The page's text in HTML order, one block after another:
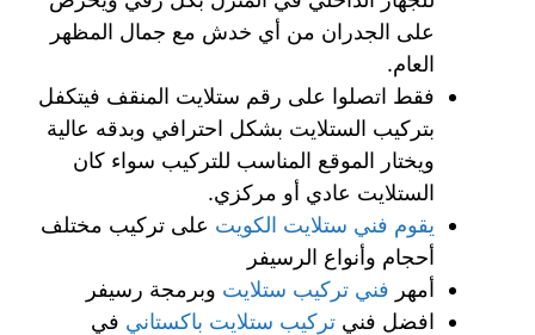
على الجدران من أي خدش مع جمال المظهر
العام.
فقط اتصلوا على رقم ستلايت المنقف فيتكفل
بتركيب الستلايت بشكل احترافي وبدقه عالية
ويختار الموقع المناسب للتركيب سواء كان
الستلايت عادي أو مركزي.
يقوم فني ستلايت الكويت على تركيب مختلف
أحجام وأنواع الرسيفر
أمهر فني تركيب ستلايت وبرمجة رسيفر
افضل فني تركيب ستلايت باكستاني في